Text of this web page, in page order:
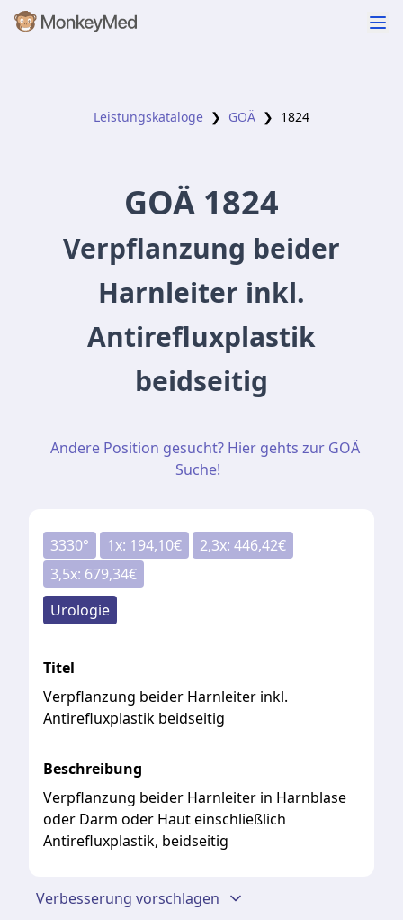
Leistungskataloge ❯ GOÄ ❯ 1824
GOÄ 1824
Verpflanzung beider
Harnleiter inkl.
Antirefluxplastik
beidseitig
Andere Position gesucht? Hier gehts zur GOÄ
Suche!
3330° 1x: 194,10€ 2,3x: 446,42€
3,5x: 679,34€
Urologie
Titel
Verpflanzung beider Harnleiter inkl.
Antirefluxplastik beidseitig
Beschreibung
Verpflanzung beider Harnleiter in Harnblase
oder Darm oder Haut einschließlich
Antirefluxplastik, beidseitig
Verbesserung vorschlagen